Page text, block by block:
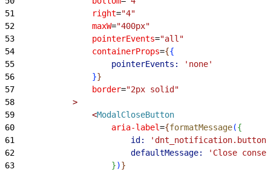
51
                right
="4"
52
                maxW
="400px"
53
                pointerEvents
="all"
54
                containerProps
={{
55
                    pointerEvents:
'none'
56
}}
57
                border
="2px solid"
58
>
59
<ModalCloseButton
60
                    aria-label
={formatMessage({
61
                        id:
62
                        defaultMessage:
'Close
63
})}